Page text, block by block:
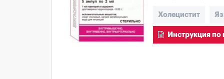
Холецистит
Инструкция